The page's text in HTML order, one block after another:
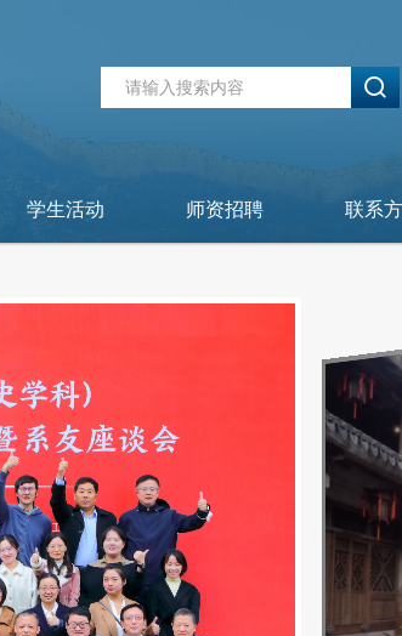
学生活动 师资招聘 联系